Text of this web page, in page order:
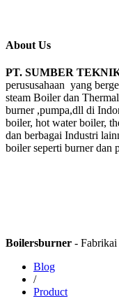
About Us
PT. SUMBER
perususahaan yang
steam Boiler dan
burner ,pumpa,dll di
boiler, hot water boiler,
dan berbagai Industri
boiler seperti burner dan
Boilersburner -
Blog
/
Product